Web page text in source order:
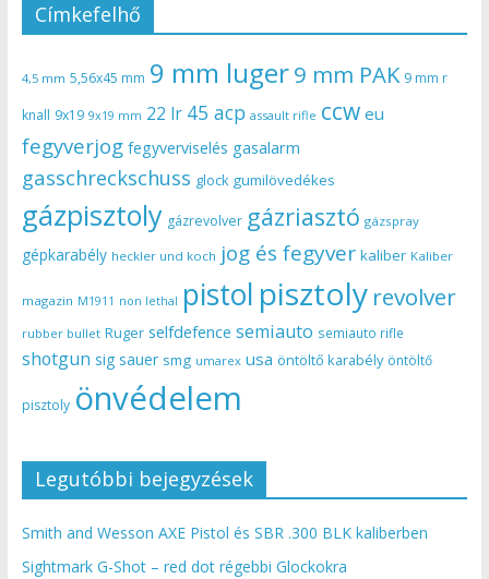
Címkefelhő
4,5 mm 5,56x45 mm 9 mm luger9 mm PAK 9 mm r
knall 9x19 9x19 mm 22 lr 45 acp assault rifle ccw eu
fegyverjog fegyverviselés gasalarm
gasschreckschuss glock gumilövedékes
gázpisztoly gázrevolver gázriasztó gázspray
gépkarabély heckler und koch jog és fegyver kaliber Kaliber
magazin M1911 non lethal pistol pisztoly revolver
rubber bullet Ruger selfdefence semiauto semiauto rifle
shotgun sig sauer smg umarex usa öntöltő karabély öntöltő
pisztoly önvédelem
Legutóbbi bejegyzések
Smith and Wesson AXE Pistol és SBR .300 BLK kaliberben
Sightmark G-Shot – red dot régebbi Glockokra